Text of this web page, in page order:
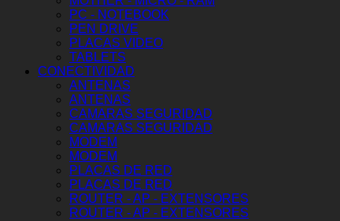
PC - NOTEBOOK
PEN DRIVE
PLACAS VIDEO
TABLETS
CONECTIVIDAD
ANTENAS
ANTENAS
CAMARAS SEGURIDAD
CAMARAS SEGURIDAD
MODEM
MODEM
PLACAS DE RED
PLACAS DE RED
ROUTER - AP - EXTENSORES
ROUTER - AP - EXTENSORES